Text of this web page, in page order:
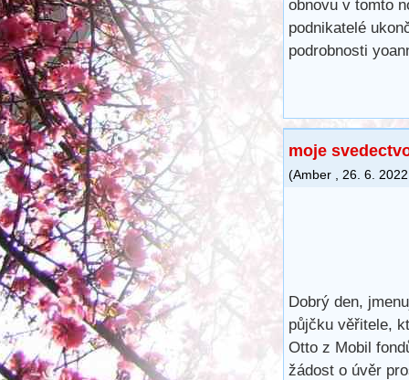
obnovu v tomto
podnikatelé
podrobnosti
moje
(Amber 26. 6. 2022
Dobrý den,
půjčku věřitele,
Otto z Mobil
žádost o úvěr